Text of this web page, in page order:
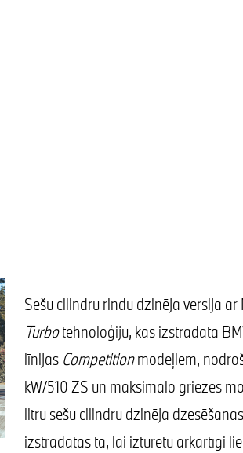
Sešu cilindru rindu dzinēja versija ar
Turbotehnoloģiju, kas izstrādāta
līnijas Competitionmodeļiem,
kW/510 ZS un maksimālo griezes
litru sešu cilindru dzinēja
izstrādātas tā, lai izturētu ārkārtīgi